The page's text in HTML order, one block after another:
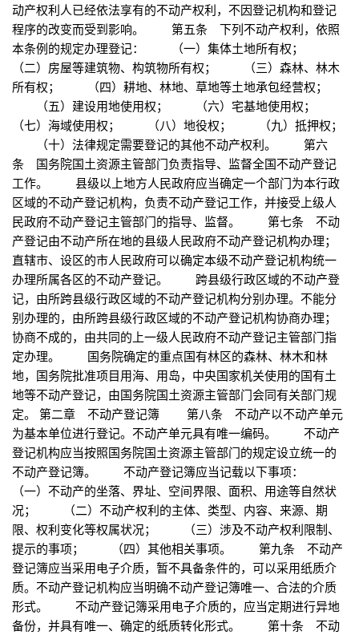
动产权利人已经依法享有的不动产权利，不因登记机构和登记
程序的改变而受到影响。 第五条 下列不动产权利，依照
本条例的规定办理登记： （一）集体土地所有权；
（二）房屋等建筑物、构筑物所有权； （三）森林、林木
所有权； （四）耕地、林地、草地等土地承包经营权；
（五）建设用地使用权； （六）宅基地使用权；
（七）海域使用权； （八）地役权； （九）抵押权；
（十）法律规定需要登记的其他不动产权利。 第六
条 国务院国土资源主管部门负责指导、监督全国不动产登记
工作。 县级以上地方人民政府应当确定一个部门为本行政
区域的不动产登记机构，负责不动产登记工作，并接受上级人
民政府不动产登记主管部门的指导、监督。 第七条 不动
产登记由不动产所在地的县级人民政府不动产登记机构办理；
直辖市、设区的市人民政府可以确定本级不动产登记机构统一
办理所属各区的不动产登记。 跨县级行政区域的不动产登
记，由所跨县级行政区域的不动产登记机构分别办理。不能分
别办理的，由所跨县级行政区域的不动产登记机构协商办理；
协商不成的，由共同的上一级人民政府不动产登记主管部门指
定办理。 国务院确定的重点国有林区的森林、林木和林
地，国务院批准项目用海、用岛，中央国家机关使用的国有土
地等不动产登记，由国务院国土资源主管部门会同有关部门规
定。 第二章 不动产登记簿 第八条 不动产以不动产单元
为基本单位进行登记。不动产单元具有唯一编码。 不动产
登记机构应当按照国务院国土资源主管部门的规定设立统一的
不动产登记簿。 不动产登记簿应当记载以下事项：
（一）不动产的坐落、界址、空间界限、面积、用途等自然状
况； （二）不动产权利的主体、类型、内容、来源、期
限、权利变化等权属状况； （三）涉及不动产权利限制、
提示的事项； （四）其他相关事项。 第九条 不动产
登记簿应当采用电子介质，暂不具备条件的，可以采用纸质介
质。不动产登记机构应当明确不动产登记簿唯一、合法的介质
形式。 不动产登记簿采用电子介质的，应当定期进行异地
备份，并具有唯一、确定的纸质转化形式。 第十条 不动